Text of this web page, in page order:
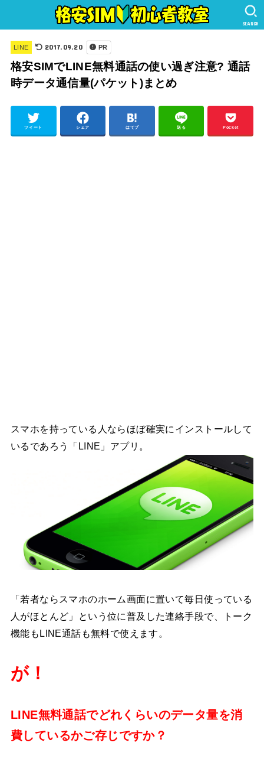
SEARCH
LINE 2017.09.20 PR
格安SIMでLINE無料通話の使い過ぎ注意? 通話
時データ通信量(パケット)まとめ
ツイート シェア はてブ 送る Pocket
スマホを持っている人ならほぼ確実にインストールして
いるであろう「LINE」アプリ。
「若者ならスマホのホーム画面に置いて毎日使っている
人がほとんど」という位に普及した連絡手段で、トーク
機能もLINE通話も無料で使えます。
が！
LINE無料通話でどれくらいのデータ量を消
費しているかご存じですか？